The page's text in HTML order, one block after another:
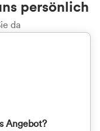
persönlich
da
Angebot?